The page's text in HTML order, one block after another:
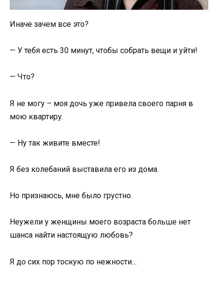
Иначе зачем все это?
— У тебя есть 30 минут, чтобы собрать вещи и уйти!
— Что?
Я не могу – моя дочь уже привела своего парня в
мою квартиру.
— Ну так живите вместе!
Я без колебаний выставила его из дома.
Но признаюсь, мне было грустно.
Неужели у женщины моего возраста больше нет
шанса найти настоящую любовь?
Я до сих пор тоскую по нежности…